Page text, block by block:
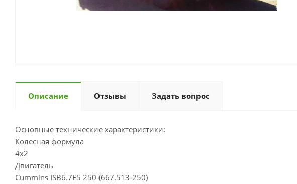
Описание Отзывы Задать вопрос
Основные технические характеристики:
Колесная формула
4х2
Двигатель
Cummins ISB6.7E5 250 (667.513-250)